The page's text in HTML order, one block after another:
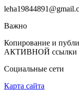
Важно
Копирование и
АКТИВНОЙ ссылки
Социальные сети
Карта сайта